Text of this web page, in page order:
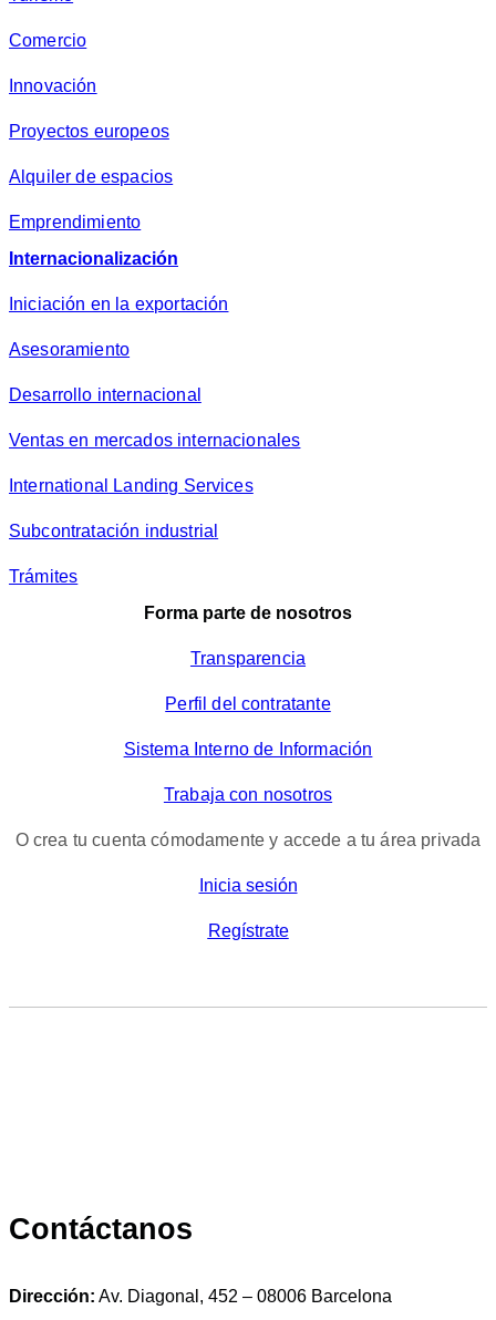
Comercio
Innovación
Proyectos europeos
Alquiler de espacios
Emprendimiento
Internacionalización
Iniciación en la exportación
Asesoramiento
Desarrollo internacional
Ventas en mercados internacionales
International Landing Services
Subcontratación industrial
Trámites
Forma parte de nosotros
Transparencia
Perfil del contratante
Sistema Interno de Información
Trabaja con nosotros
O crea tu cuenta cómodamente y accede a tu área privada
Inicia sesión
Regístrate
Contáctanos
Dirección: Av. Diagonal, 452 – 08006 Barcelona